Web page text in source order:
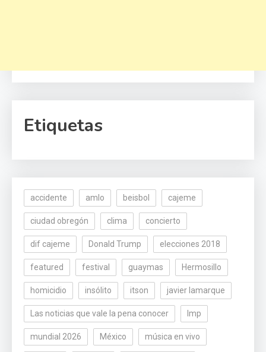
Etiquetas
accidente amlo beisbol cajeme
ciudad obregón clima concierto
dif cajeme Donald Trump elecciones 2018
featured festival guaymas Hermosillo
homicidio insólito itson javier lamarque
Las noticias que vale la pena conocer lmp
mundial 2026 México música en vivo